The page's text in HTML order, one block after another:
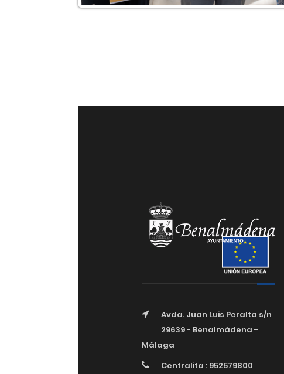
Avda. Juan Luis Peralta s/n
29639 - Benalmádena -
Málaga
Centralita : 952579800